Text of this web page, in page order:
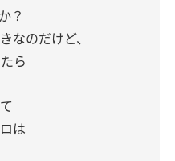
？
なのだけど、
ら
は